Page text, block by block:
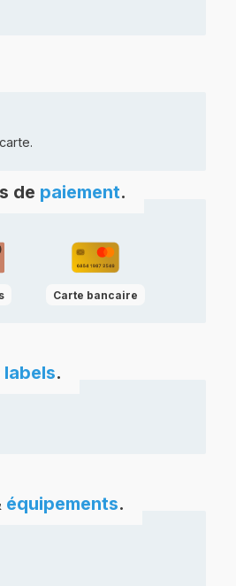
de paiement.
Carte bancaire
labels.
équipements.